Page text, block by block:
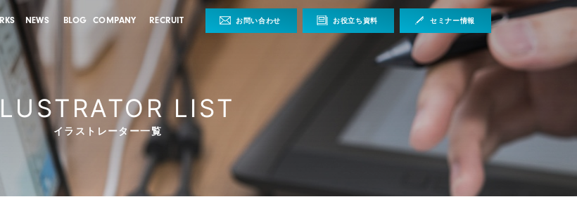
NEWS BLOG COMPANY RECRUIT お問い合わせ お役立ち資料 セミナー情報
LIST
イラストレーター一覧